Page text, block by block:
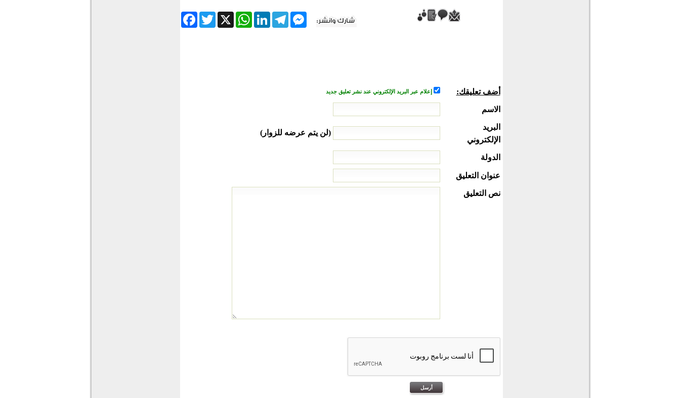
FacebookTwitter X
WhatsAppLinkedInTelegram
Messenger
أضف تعليقك: إعلام عبر البريد الإلكتروني عند نشر تعليق جديد
الاسم
البريد
الإلكتروني
(لن يتم عرضه للزوار)
الدولة
عنوان التعليق
نص التعليق